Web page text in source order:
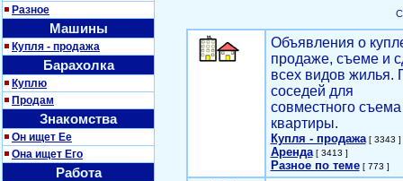
Разное
Машины
Купля - продажа
Барахолка
Куплю
Продам
Знакомства
Он ищет Ее
Она ищет Его
Работа
Объявления о
продаже, съеме и
всех видов жилья.
соседей для
совместного съема
квартиры.
Купля - продажа[ 3343 ]
Аренда[ 3413 ]
Разное по теме[ 773 ]